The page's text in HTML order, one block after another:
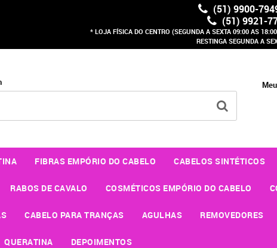
(51) 9900-
(51) 9921-
* LOJA FÍSICA DO CENTRO (SEGUNDA A SEXTA 09:00 AS
RESTINGA SEGUNDA A
FIBRAS EMPÓRIO DO CABELO CABELOS SINTÉTICOS
RABOS DE CAVALO COSMÉTICOS EMPÓRIO DO CABELO
CABELO PARA TRANÇAS AGULHAS REMOVEDORES
QUERATINA DEPOIMENTOS